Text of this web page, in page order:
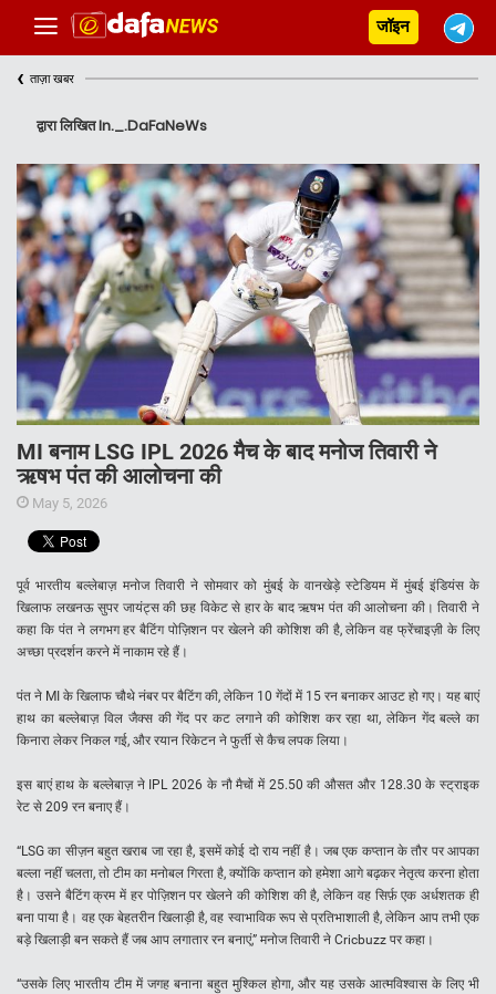
जॉइन
‹ ताज़ा खबर
द्वारा लिखित In._.DaFaNeWs
MI बनाम LSG IPL 2026 मैच के बाद मनोज तिवारी ने
ऋषभ पंत की आलोचना की
May 5, 2026
पूर्व भारतीय बल्लेबाज़ मनोज तिवारी ने सोमवार को मुंबई के वानखेड़े स्टेडियम में मुंबई इंडियंस के
खिलाफ लखनऊ सुपर जायंट्स की छह विकेट से हार के बाद ऋषभ पंत की आलोचना की। तिवारी ने
कहा कि पंत ने लगभग हर बैटिंग पोज़िशन पर खेलने की कोशिश की है, लेकिन वह फ्रेंचाइज़ी के लिए
अच्छा प्रदर्शन करने में नाकाम रहे हैं।
पंत ने MI के खिलाफ चौथे नंबर पर बैटिंग की, लेकिन 10 गेंदों में 15 रन बनाकर आउट हो गए। यह बाएं
हाथ का बल्लेबाज़ विल जैक्स की गेंद पर कट लगाने की कोशिश कर रहा था, लेकिन गेंद बल्ले का
किनारा लेकर निकल गई, और रयान रिकेटन ने फुर्ती से कैच लपक लिया।
इस बाएं हाथ के बल्लेबाज़ ने IPL 2026 के नौ मैचों में 25.50 की औसत और 128.30 के स्ट्राइक
रेट से 209 रन बनाए हैं।
“LSG का सीज़न बहुत खराब जा रहा है, इसमें कोई दो राय नहीं है। जब एक कप्तान के तौर पर आपका
बल्ला नहीं चलता, तो टीम का मनोबल गिरता है, क्योंकि कप्तान को हमेशा आगे बढ़कर नेतृत्व करना होता
है। उसने बैटिंग क्रम में हर पोज़िशन पर खेलने की कोशिश की है, लेकिन वह सिर्फ़ एक अर्धशतक ही
बना पाया है। वह एक बेहतरीन खिलाड़ी है, वह स्वाभाविक रूप से प्रतिभाशाली है, लेकिन आप तभी एक
बड़े खिलाड़ी बन सकते हैं जब आप लगातार रन बनाएं,” मनोज तिवारी ने Cricbuzz पर कहा।
“उसके लिए भारतीय टीम में जगह बनाना बहुत मुश्किल होगा, और यह उसके आत्मविश्वास के लिए भी